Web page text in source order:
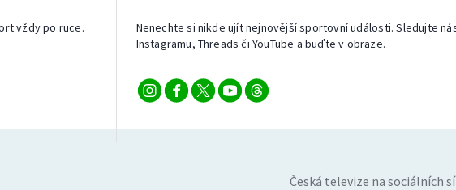
vždy po ruce.
Nenechte si nikde ujít nejnovější sportovní události. Sledujte
Instagramu, Threads či YouTube a buďte v obraze.
Česká televize na sociálních